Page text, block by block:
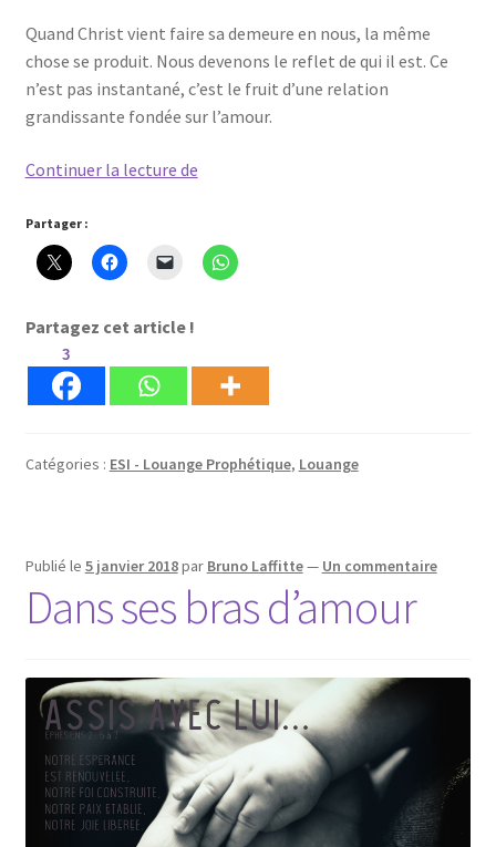
Quand Christ vient faire sa demeure en nous, la même
chose se produit. Nous devenons le reflet de qui il est. Ce
n’est pas instantané, c’est le fruit d’une relation
grandissante fondée sur l’amour.
Continuer la lecture deLa
–
Enraciné
dans
l’amour
Partager :
Partagez cet article !
3
Catégories : ESI - Louange Prophétique, Louange
Publié le 5 janvier 2018par Bruno Laffitte— Un commentaire
Dans ses bras d’amour